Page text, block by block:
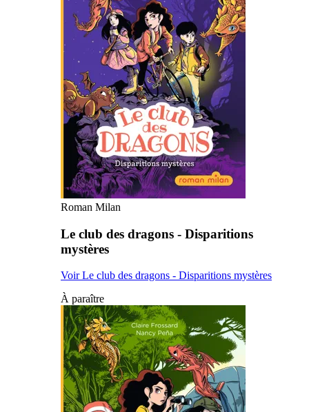
Roman Milan
Le club des dragons - Disparitions
mystères
Voir Le club des dragons - Disparitions mystères
À paraître